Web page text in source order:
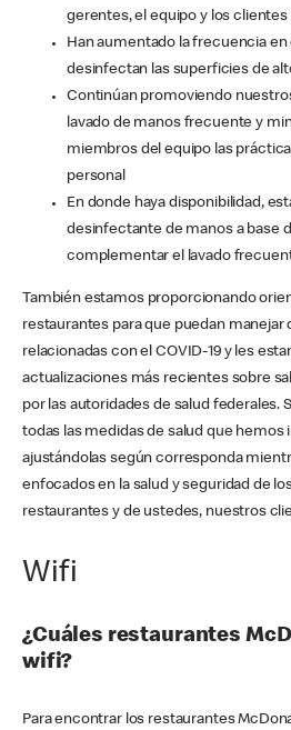
gerentes, el equipo y los clientes
Han aumentado la frecuencia
desinfectan las superficies de
Continúan promoviendo
lavado de manos frecuente y
miembros del equipo las
personal
En donde haya disponibilidad,
desinfectante de manos a base
complementar el lavado
También estamos proporcionando
restaurantes para que puedan manejar
relacionadas con el COVID-19 y les
actualizaciones más recientes sobre
por las autoridades de salud federales.
todas las medidas de salud que
ajustándolas según corresponda
enfocados en la salud y seguridad de
restaurantes y de ustedes, nuestros
Wifi
¿Cuáles restaurantes
wifi?
Para encontrar los restaurantes